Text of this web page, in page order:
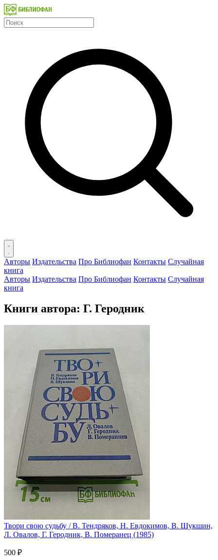
Авторы Издательства Про Библиофан Контакты Случайная
книга
Авторы Издательства Про Библиофан Контакты Случайная
книга
Книги автора: Г. Геродник
Твори свою судьбу / В. Тендряков, Н. Евдокимов, В. Шукшин,
Л. Овалов, Г. Геродник, В. Померанец (1985)
500 ₽